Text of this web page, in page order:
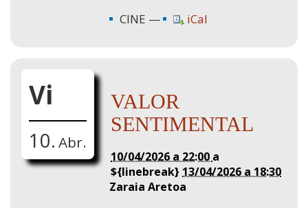
CINE iCal
Vi
10. Abr.
VALOR
SENTIMENTAL
10/04/2026 a 22:00 a
${linebreak} 13/04/2026 a 18:30
Zaraia Aretoa